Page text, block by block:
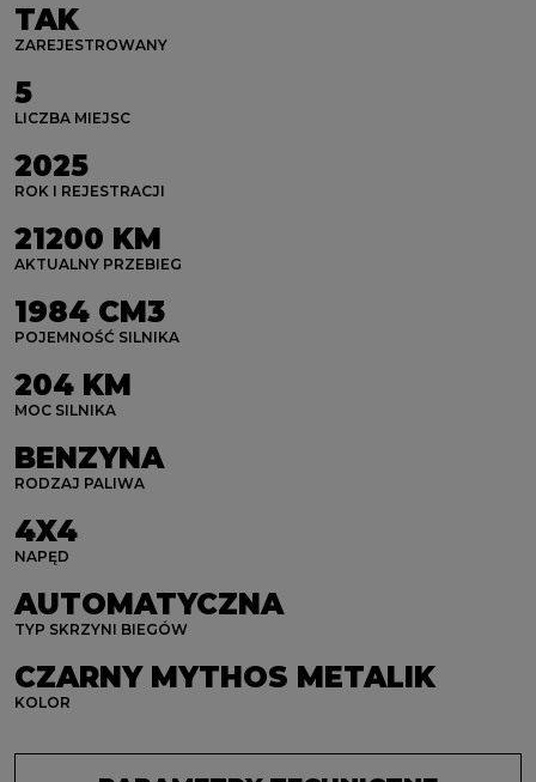
TAK
ZAREJESTROWANY
5
LICZBA MIEJSC
2025
ROK I REJESTRACJI
21200 KM
AKTUALNY PRZEBIEG
1984 CM3
POJEMNOŚĆ SILNIKA
204 KM
MOC SILNIKA
BENZYNA
RODZAJ PALIWA
4X4
NAPĘD
AUTOMATYCZNA
TYP SKRZYNI BIEGÓW
CZARNY MYTHOS METALIK
KOLOR